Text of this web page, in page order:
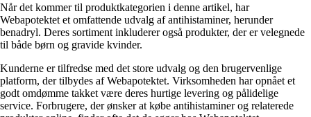
Når det kommer til produktkategorien i denne artikel, har
Webapotektet et omfattende udvalg af antihistaminer, herunder
benadryl. Deres sortiment inkluderer også produkter, der er velegnede
til både børn og gravide kvinder.
Kunderne er tilfredse med det store udvalg og den brugervenlige
platform, der tilbydes af Webapotektet. Virksomheden har opnået et
godt omdømme takket være deres hurtige levering og pålidelige
service. Forbrugere, der ønsker at købe antihistaminer og relaterede